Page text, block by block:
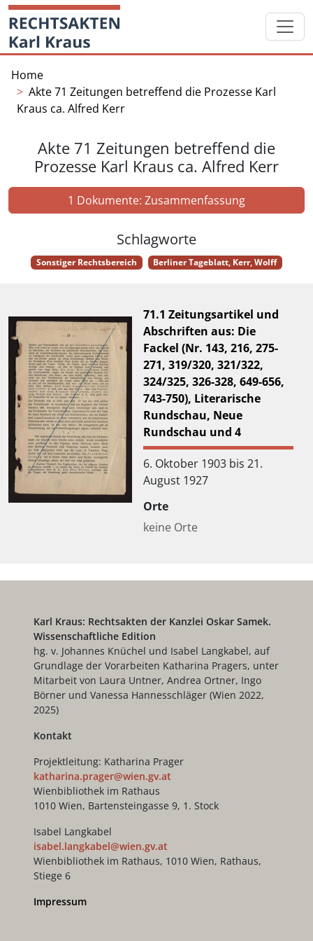
Skip
content
Startseite
Home
Akte 71 Zeitungen betreffend die Prozesse Karl
Kraus ca. Alfred Kerr
Akte 71 Zeitungen betreffend die
Prozesse Karl Kraus ca. Alfred Kerr
1 Dokumente: Zusammenfassung
Schlagworte
Sonstiger Rechtsbereich Berliner Tageblatt, Kerr, Wolff
71.1 Zeitungsartikel und
Abschriften aus: Die
Fackel (Nr. 143, 216, 275-
271, 319/320, 321/322,
324/325, 326-328, 649-656,
743-750), Literarische
Rundschau, Neue
Rundschau und 4
6. Oktober 1903 bis 21.
August 1927
Orte
keine Orte
keine Angaben
Karl Kraus: Rechtsakten der Kanzlei Oskar Samek.
Wissenschaftliche Edition
hg. v. Johannes Knüchel und Isabel Langkabel, auf
Grundlage der Vorarbeiten Katharina Pragers, unter
Mitarbeit von Laura Untner, Andrea Ortner, Ingo
Börner und Vanessa Hannesschläger (Wien 2022,
2025)
Kontakt
Projektleitung: Katharina Prager
katharina.prager@wien.gv.at
Wienbibliothek im Rathaus
1010 Wien, Bartensteingasse 9, 1. Stock
Isabel Langkabel
isabel.langkabel@wien.gv.at
Wienbibliothek im Rathaus, 1010 Wien, Rathaus,
Stiege 6
Impressum